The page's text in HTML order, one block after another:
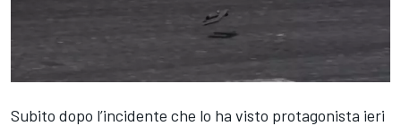
Subito dopo l’incidente che lo ha visto protagonista ieri